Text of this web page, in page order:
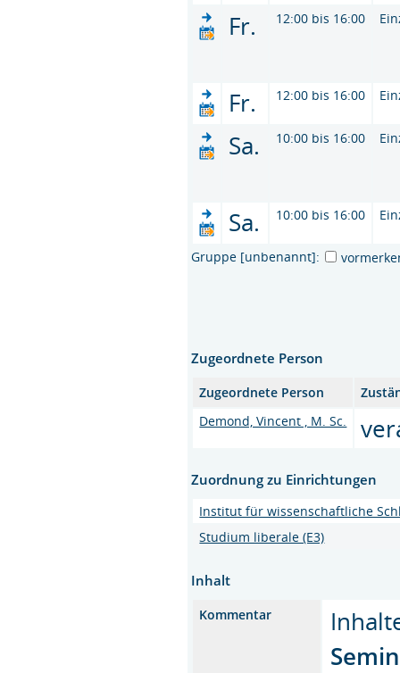
Fr. 12:00 bis 16:00
Fr. 12:00 bis 16:00
Sa. 10:00 bis 16:00
Sa. 10:00 bis 16:00
Gruppe [unbenannt]:
Zugeordnete Person
Zugeordnete Person
Demond, Vincent , M. Sc.
Zuordnung zu Einrichtungen
Institut für wissenschaftliche
Studium liberale (E3)
Inhalt
Kommentar